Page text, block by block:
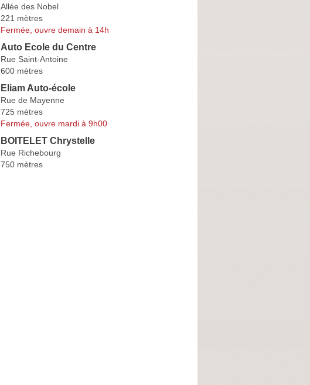
Allée des Nobel
221 mètres
Fermée, ouvre demain à 14h
Auto Ecole du Centre
Rue Saint-Antoine
600 mètres
Eliam Auto-école
Rue de Mayenne
725 mètres
Fermée, ouvre mardi à 9h00
BOITELET Chrystelle
Rue Richebourg
750 mètres